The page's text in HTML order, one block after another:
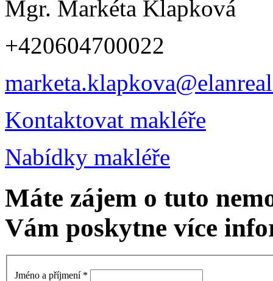
Mgr. Markéta Klapková
+420604700022
Kontaktovat makléře
Nabídky makléře
Máte zájem o tuto
Vám poskytne více
Jméno a příjmení *